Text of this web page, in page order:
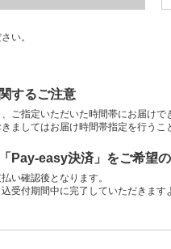
い。
するご注意
ご指定いただいた時間帯にお届けで
ましてはお届け時間帯指定を行うこ
Pay-easy決済」をご希望
い確認後となります。
受付期間中に完了していただきます